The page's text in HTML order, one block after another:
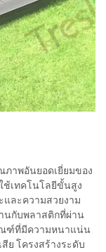
าพอันยอดเยี่ยมของ
ช้เทคโนโลยีขั้นสูง
ละความสวยงาม
นกับพลาสติกที่ผ่าน
ณฑ์ที่มีความหนาแน่น
ย โครงสร้างระดับ